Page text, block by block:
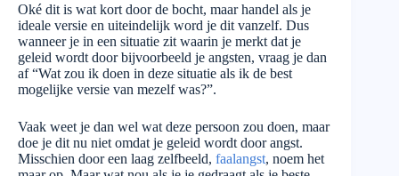
Oké dit is wat kort door de bocht, maar handel als je
ideale versie en uiteindelijk word je dit vanzelf. Dus
wanneer je in een situatie zit waarin je merkt dat je
geleid wordt door bijvoorbeeld je angsten, vraag je dan
af “Wat zou ik doen in deze situatie als ik de best
mogelijke versie van mezelf was?”.
Vaak weet je dan wel wat deze persoon zou doen, maar
doe je dit nu niet omdat je geleid wordt door angst.
Misschien door een laag zelfbeeld, faalangst, noem het